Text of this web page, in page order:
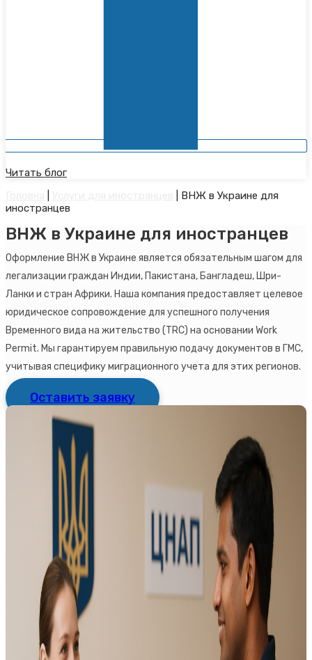
Читать блог
ВНЖ в Украине для
иностранцев
ВНЖ в Украине для иностранцев
Оформление ВНЖ в Украине является обязательным шагом для
легализации граждан Индии, Пакистана, Бангладеш, Шри-
Ланки и стран Африки. Наша компания предоставляет целевое
юридическое сопровождение для успешного получения
Временного вида на жительство (TRC) на основании Work
Permit. Мы гарантируем правильную подачу документов в ГМС,
учитывая специфику миграционного учета для этих регионов.
Оставить заявку